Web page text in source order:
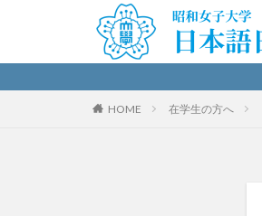
HOME 在学生の方へ